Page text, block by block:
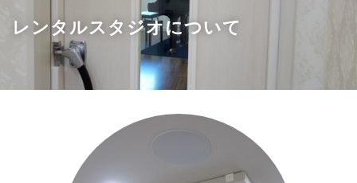
レンタルスタジオについて